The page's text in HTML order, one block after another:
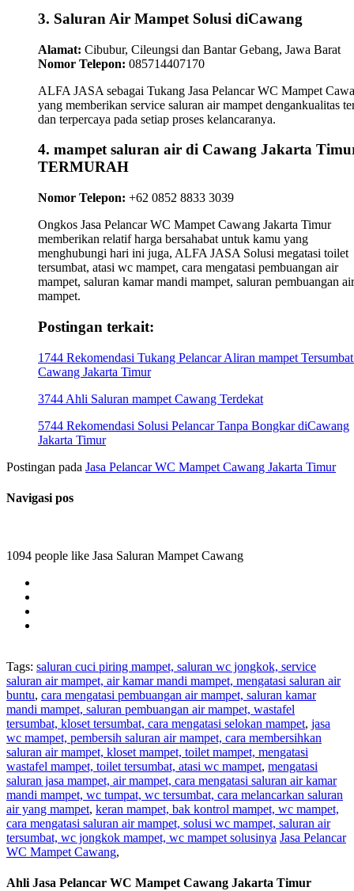
3. Saluran Air Mampet Solusi diCawang
Alamat: Cibubur, Cileungsi dan Bantar Gebang, Jawa Barat
Nomor Telepon: 085714407170
ALFA JASA sebagai Tukang Jasa Pelancar WC Mampet
yang memberikan service saluran air mampet dengankualitas
dan terpercaya pada setiap proses kelancaranya.
4. mampet saluran air di Cawang Jakarta
TERMURAH
Nomor Telepon: +62 0852 8833 3039
Ongkos Jasa Pelancar WC Mampet Cawang Jakarta Timur
memberikan relatif harga bersahabat untuk kamu yang
menghubungi hari ini juga, ALFA JASA Solusi megatasi toilet
tersumbat, atasi wc mampet, cara mengatasi pembuangan air
mampet, saluran kamar mandi mampet, saluran pembuangan air
mampet.
Postingan terkait:
1744 Rekomendasi Tukang Pelancar Aliran mampet
Cawang Jakarta Timur
3744 Ahli Saluran mampet Cawang Terdekat
5744 Rekomendasi Solusi Pelancar Tanpa Bongkar diCawang
Jakarta Timur
Postingan pada Jasa Pelancar WC Mampet Cawang Jakarta Timur
Navigasi pos
1094 people like Jasa Saluran Mampet Cawang
Tags: saluran cuci piring mampet, saluran wc jongkok, service
saluran air mampet, air kamar mandi mampet, mengatasi saluran air
buntu, cara mengatasi pembuangan air mampet, saluran kamar
mandi mampet, saluran pembuangan air mampet, wastafel
tersumbat, kloset tersumbat, cara mengatasi selokan mampet, jasa
wc mampet, pembersih saluran air mampet, cara membersihkan
saluran air mampet, kloset mampet, toilet mampet, mengatasi
wastafel mampet, toilet tersumbat, atasi wc mampet, mengatasi
saluran jasa mampet, air mampet, cara mengatasi saluran air kamar
mandi mampet, wc tumpat, wc tersumbat, cara melancarkan saluran
air yang mampet, keran mampet, bak kontrol mampet, wc mampet,
cara mengatasi saluran air mampet, solusi wc mampet, saluran air
tersumbat, wc jongkok mampet, wc mampet solusinya Jasa Pelancar
WC Mampet Cawang,
Ahli Jasa Pelancar WC Mampet Cawang Jakarta Timur